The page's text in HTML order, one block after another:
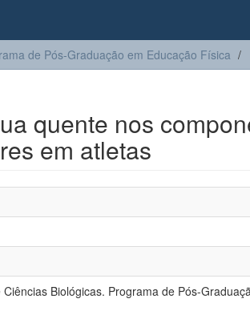
de Pós-Graduação em Educação Física
quente nos
em atletas
Biológicas. Programa de Pós-